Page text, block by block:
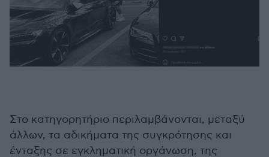
Στο κατηγορητήριο περιλαμβάνονται, μεταξύ
άλλων, τα αδικήματα της συγκρότησης και
ένταξης σε εγκληματική οργάνωση, της